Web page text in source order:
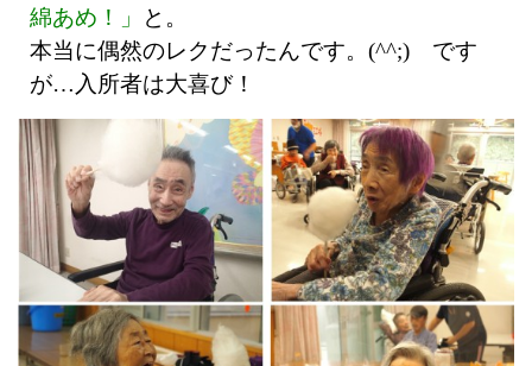
綿あめ！」
と。
本当に偶然のレクだったんです。(^^;) です
が…入所者は大喜び！